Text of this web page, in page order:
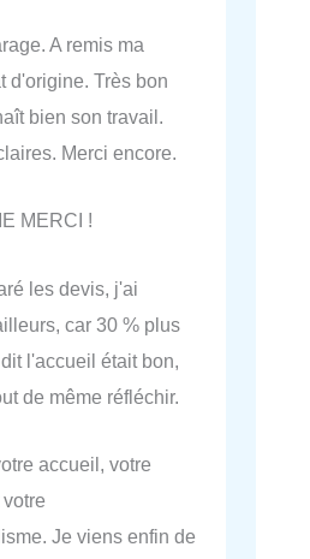
A remis ma
d'origine. Très bon
bien son travail.
Merci encore.
MERCI !
les devis, j'ai
car 30 % plus
l'accueil était bon,
de même réfléchir.
accueil, votre
Je viens enfin de